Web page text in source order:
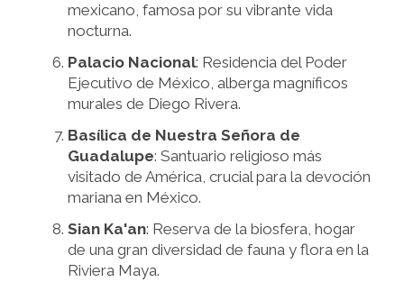
mexicano, famosa por su vibrante vida
nocturna.
Palacio Nacional: Residencia del Poder
Ejecutivo de México, alberga magníficos
murales de Diego Rivera.
Basílica de Nuestra Señora de
Guadalupe: Santuario religioso más
visitado de América, crucial para la devoción
mariana en México.
Sian Ka'an: Reserva de la biosfera, hogar
de una gran diversidad de fauna y flora en la
Riviera Maya.